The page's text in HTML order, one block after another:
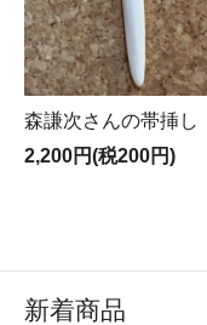
森謙次さんの帯挿し
2,200円(税200円)
新着商品